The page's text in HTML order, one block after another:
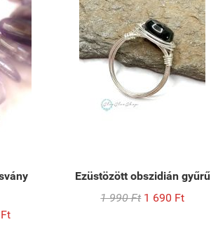
Ezüstözött obszidián gyűrű
1 990 Ft 1 690 Ft